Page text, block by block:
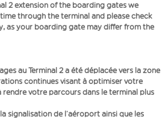
2 extension of the boarding gates we
through the terminal and please check
as your boarding gate may differ from the
au Terminal 2 a été déplacée vers la zone
continues visant à optimiser votre
rendre votre parcours dans le terminal plus
signalisation de l’aéroport ainsi que les